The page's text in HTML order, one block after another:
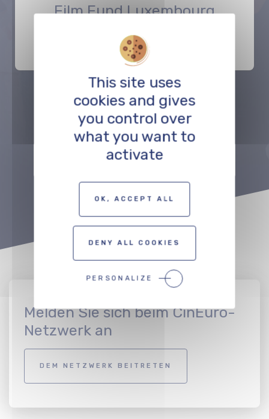
Film Fund Luxembourg
FÖRDERUNG
PrécédentSuivant
ZUR KARTE DER FILMSCHAFFENDEN
Melden Sie sich beim CinEuro-
Netzwerk an
DEM NETZWERK BEITRETEN
This site uses
cookies and gives
you control over
what you want to
activate
OK, ACCEPT ALL
DENY ALL COOKIES
PERSONALIZE